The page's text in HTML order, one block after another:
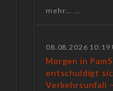
mehr... ...
08.08.2026 10:19
Morgen in
entschuldigt
Verkehrsunfall